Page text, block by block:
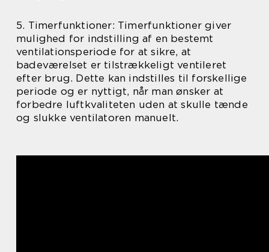
5. Timerfunktioner: Timerfunktioner giver
mulighed for indstilling af en bestemt
ventilationsperiode for at sikre, at
badeværelset er tilstrækkeligt ventileret
efter brug. Dette kan indstilles til forskellige
periode og er nyttigt, når man ønsker at
forbedre luftkvaliteten uden at skulle tænde
og slukke ventilatoren manuelt.